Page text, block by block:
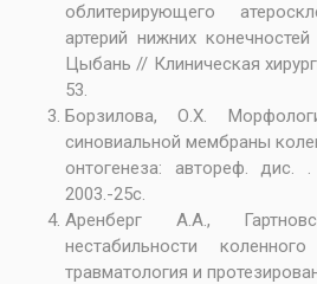
облитерирующего
артерий нижних
Цыбань // Клиническая
53.
Борзилова, О.Х.
синовиальной мембраны
онтогенеза: автореф. дис.
2003.-25с.
Аренберг А.А.,
нестабильности
травматология и